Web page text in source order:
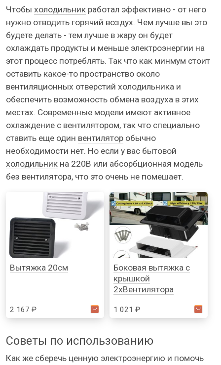
Чтобы холодильник работал эффективно - от него
нужно отводить горячий воздух. Чем лучше вы это
будете делать - тем лучше в жару он будет
охлаждать продукты и меньше электроэнергии на
этот процесс потреблять. Так что как минмум стоит
оставить какое-то пространство около
вентиляционных отверстий холодильника и
обеспечить возможность обмена воздуха в этих
местах. Современные модели имеют активное
охлаждение с вентилятором, так что специально
ставить еще один вентилятор обычно
необходимости нет. Но если у вас бытовой
холодильник на 220В или абсорбционная модель
без вентилятора, что это очень не помешает.
Вытяжка 20см
2 167 ₽
Боковая вытяжка с
крышкой
2хВентилятора
1 021 ₽
Советы по использованию
Как же сберечь ценную электроэнергию и помочь